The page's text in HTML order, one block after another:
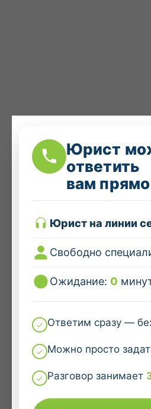
Юрист
ответить
вам
Юрист на линии
Свободно
Ожидание: 0
Ответим сразу —
Можно просто
Разговор занимает